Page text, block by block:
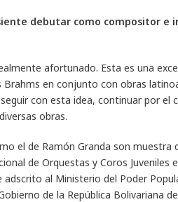
debutar como compositor e
afortunado. Esta es una
Brahms en conjunto con obras
con esta idea, continuar por el
obras.
el de Ramón Granda son
de Orquestas y Coros Juveniles
adscrito al Ministerio del Poder
de la República Bolivariana